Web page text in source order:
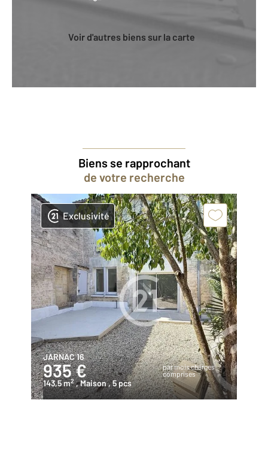
Voir d'autres biens sur la carte
Biens se rapprochant
de votre recherche
Exclusivité
JARNAC 16
935 €
par mois charges
comprises
143,5 m2 , Maison, 5 pcs